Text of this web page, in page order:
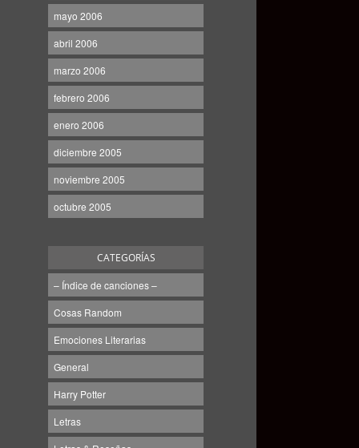
mayo 2006
abril 2006
marzo 2006
febrero 2006
enero 2006
diciembre 2005
noviembre 2005
octubre 2005
CATEGORÍAS
– Índice de canciones –
Cosas Random
Emociones Literarias
General
Harry Potter
Letras